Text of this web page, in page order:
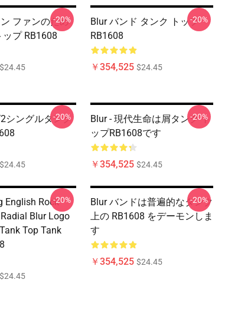
ファンのため
プ RB1608
$24.45
-20%
Blur バンド タンク トップ
RB1608
￥354,525 $24.45
-20%
シングルタンク
$24.45
-20%
Blur - 現代生命は屑タンク ト
ップRB1608です
￥354,525 $24.45
-20%
English Rock
Blur Logo
Top Tank
$24.45
-20%
Blur バンドは普遍的なタンク
上の RB1608 をデーモンしま
す
￥354,525 $24.45
-20%